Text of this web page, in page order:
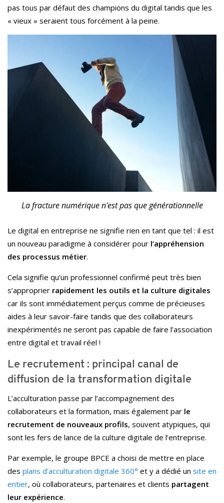
pas tous par défaut des champions du digital tandis que les
« vieux » seraient tous forcément à la peine.
La fracture numérique n'est pas que générationnelle
Le digital en entreprise ne signifie rien en tant que tel : il est
un nouveau paradigme à considérer pour l’appréhension
des processus métier.
Cela signifie qu’un professionnel confirmé peut très bien
s’approprier rapidement les outils et la culture digitales
car ils sont immédiatement perçus comme de précieuses
aides à leur savoir-faire tandis que des collaborateurs
inexpérimentés ne seront pas capable de faire l’association
entre digital et travail réel !
Le recrutement : principal canal de
diffusion de la transformation digitale
L’acculturation passe par l’accompagnement des
collaborateurs et la formation, mais également par le
recrutement de nouveaux profils, souvent atypiques, qui
sont les fers de lance de la culture digitale de l’entreprise.
Par exemple, le groupe BPCE a choisi de mettre en place
des plans d’acculturation digitale 360° et y a dédié un site en
entier, où collaborateurs, partenaires et clients partagent
leur expérience.